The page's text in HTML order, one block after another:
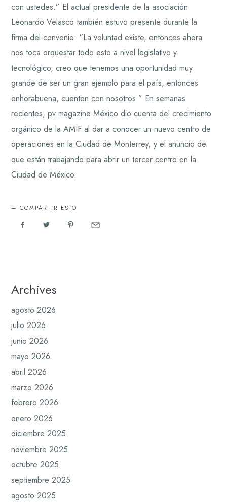
con ustedes.” El actual presidente de la asociación
Leonardo Velasco también estuvo presente durante la
firma del convenio: “La voluntad existe, entonces ahora
nos toca orquestar todo esto a nivel legislativo y
tecnológico, creo que tenemos una oportunidad muy
grande de ser un gran ejemplo para el país, entonces
enhorabuena, cuenten con nosotros.” En semanas
recientes, pv magazine México dio cuenta del crecimiento
orgánico de la AMIF al dar a conocer un nuevo centro de
operaciones en la Ciudad de Monterrey, y el anuncio de
que están trabajando para abrir un tercer centro en la
Ciudad de México.
COMPARTIR ESTO
Archives
agosto 2026
julio 2026
junio 2026
mayo 2026
abril 2026
marzo 2026
febrero 2026
enero 2026
diciembre 2025
noviembre 2025
octubre 2025
septiembre 2025
agosto 2025